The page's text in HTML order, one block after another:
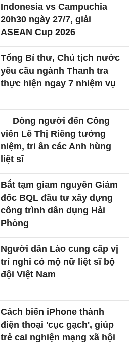
Indonesia vs Campuchia
20h30 ngày 27/7, giải
ASEAN Cup 2026
Tổng Bí thư, Chủ tịch nước
yêu cầu ngành Thanh tra
thực hiện ngay 7 nhiệm vụ
Dòng người đến Công
viên Lê Thị Riêng tưởng
niệm, tri ân các Anh hùng
liệt sĩ
Bắt tạm giam nguyên Giám
đốc BQL đầu tư xây dựng
công trình dân dụng Hải
Phòng
Người dân Lào cung cấp vị
trí nghi có mộ nữ liệt sĩ bộ
đội Việt Nam
Cách biến iPhone thành
điện thoại 'cục gạch', giúp
trẻ cai nghiện mạng xã hội